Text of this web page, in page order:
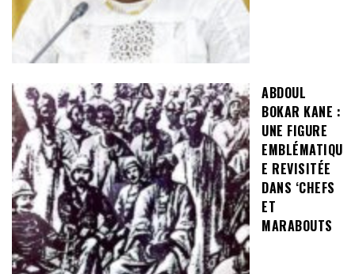
ABDOUL
BOKAR KANE :
UNE FIGURE
EMBLÉMATIQU
E REVISITÉE
DANS ‘CHEFS
ET
MARABOUTS